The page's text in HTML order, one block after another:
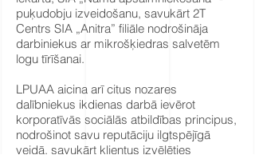
puķudobju izveidošanu, savukārt 2T
Centrs SIA „Anitra” filiāle nodrošināja
darbiniekus ar mikrošķiedras salvetēm
logu tīrīšanai.
LPUAA aicina arī citus nozares
dalībniekus ikdienas darbā ievērot
korporatīvās sociālās atbildības principus,
nodrošinot savu reputāciju ilgtspējīgā
veidā, savukārt klientus izvēlēties